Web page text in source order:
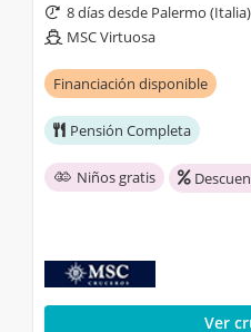
8 días desde Palermo (Italia)
MSC Virtuosa
Financiación disponible
Pensión Completa
Niños gratis
Ver